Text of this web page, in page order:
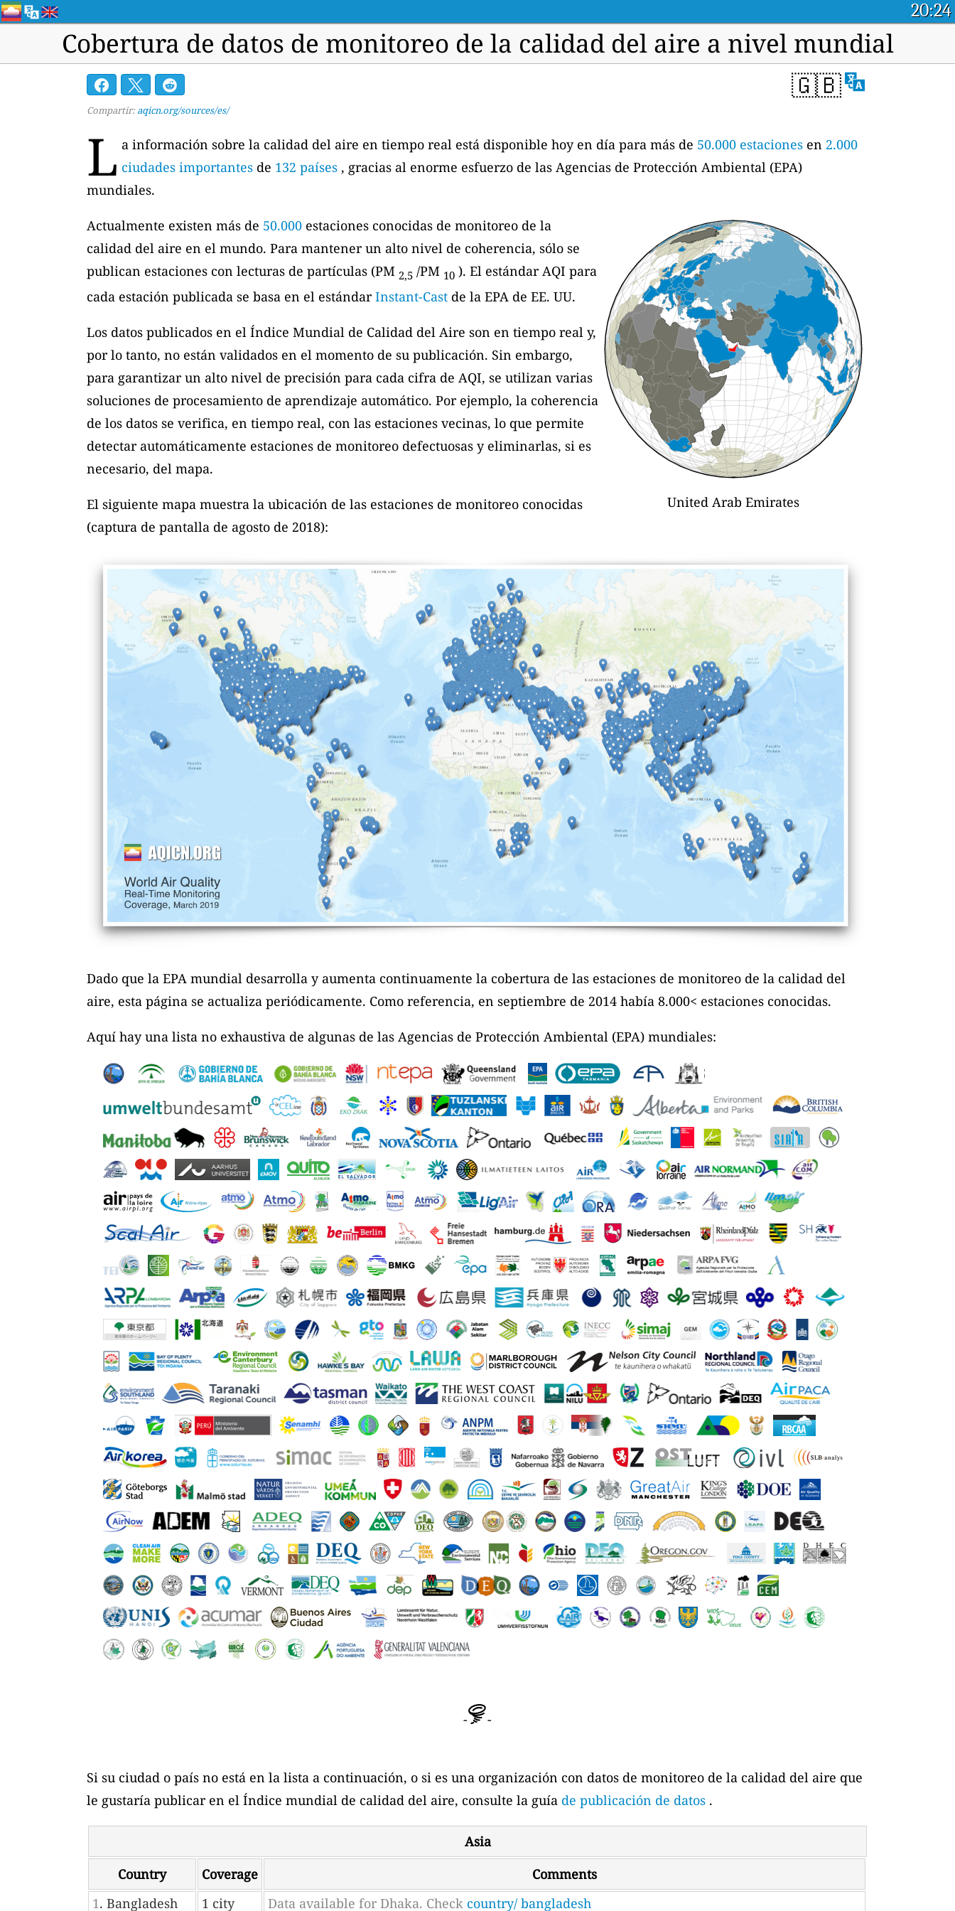
20:24
Cobertura de datos de monitoreo de la calidad del aire a nivel mundial
🇬🇧
Compartir: aqicn.org/sources/es/
L a información sobre la calidad del aire en tiempo real está disponible hoy en día para más de 50.000 estaciones en 2.000
ciudades importantes de 132 países , gracias al enorme esfuerzo de las Agencias de Protección Ambiental (EPA)
mundiales.
United Arab Emirates
Actualmente existen más de 50.000 estaciones conocidas de monitoreo de la
calidad del aire en el mundo. Para mantener un alto nivel de coherencia, sólo se
publican estaciones con lecturas de partículas (PM 2,5 /PM 10 ). El estándar AQI para
cada estación publicada se basa en el estándarInstant-Cast de la EPA de EE. UU.
Los datos publicados en el Índice Mundial de Calidad del Aire son en tiempo real y,
por lo tanto, no están validados en el momento de su publicación. Sin embargo,
para garantizar un alto nivel de precisión para cada cifra de AQI, se utilizan varias
soluciones de procesamiento de aprendizaje automático. Por ejemplo, la coherencia
de los datos se verifica, en tiempo real, con las estaciones vecinas, lo que permite
detectar automáticamente estaciones de monitoreo defectuosas y eliminarlas, si es
necesario, del mapa.
El siguiente mapa muestra la ubicación de las estaciones de monitoreo conocidas
(captura de pantalla de agosto de 2018):
Dado que la EPA mundial desarrolla y aumenta continuamente la cobertura de las estaciones de monitoreo de la calidad del
aire, esta página se actualiza periódicamente. Como referencia, en septiembre de 2014 había 8.000< estaciones conocidas.
Aquí hay una lista no exhaustiva de algunas de las Agencias de Protección Ambiental (EPA) mundiales:
- -
Si su ciudad o país no está en la lista a continuación, o si es una organización con datos de monitoreo de la calidad del aire que
le gustaría publicar en el Índice mundial de calidad del aire, consulte la guía de publicación de datos .
Asia
Country
Coverage
Comments
1. Bangladesh 1 city Data available for Dhaka. Check country/ bangladesh